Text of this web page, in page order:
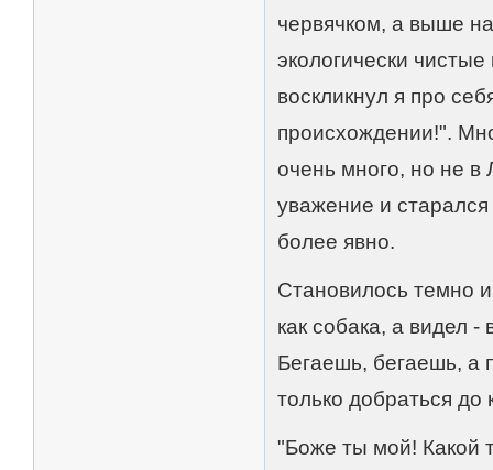
червячком, а выше
экологически
воскликнул я про
происхождении!".
очень много, но не в
уважение и
более явно.
Становилось темно
как собака, а видел -
Бегаешь, бегаешь, а
только добраться до
"Боже ты мой! Какой